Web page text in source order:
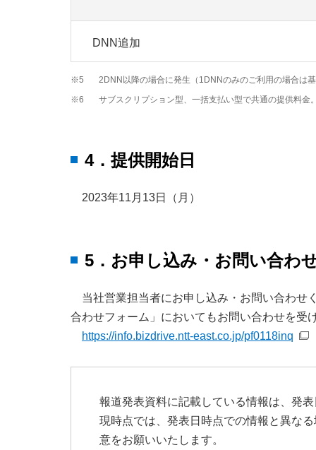
DNN追加
※5
2DNN以降の場合に発生（1DNNのみのご利用の場合は
※6
サブスクリプション型、一括支払い型で共通の提供料金
4．提供開始日
2023年11月13日（月）
5．お申し込み・お問い合わ
当社営業担当者にお申し込み・お問い合わせ
合わせフォーム」においてもお問い合わせを受
https://info.bizdrive.ntt-east.co.jp/pf0118inq
報道発表資料に記載している情報は、発
現時点では、発表日時点での情報と異な
意をお願いいたします。